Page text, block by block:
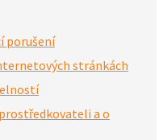
porušení
stránkách
a o